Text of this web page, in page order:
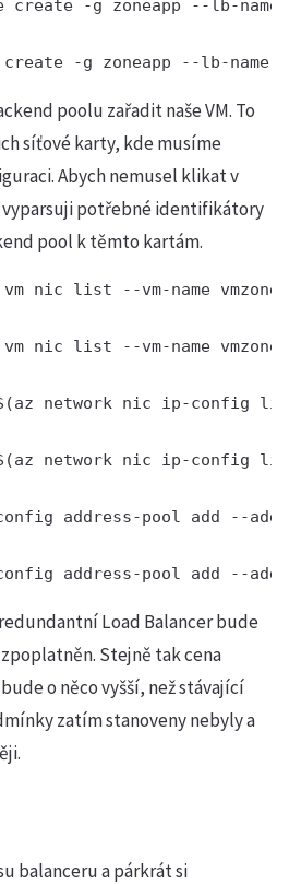
create -g zoneapp --lb-
-g zoneapp --lb-name
poolu zařadit naše VM. To
síťové karty, kde musíme
Abych nemusel klikat v
vyparsuji potřebné identifikátory
pool k těmto kartám.
nic list --vm-name
nic list --vm-name
network nic ip-
network nic ip-
address-pool add --
address-pool add --
Load Balancer bude
Stejně tak cena
o něco vyšší, než stávající
zatím stanoveny nebyly a
balanceru a párkrát si